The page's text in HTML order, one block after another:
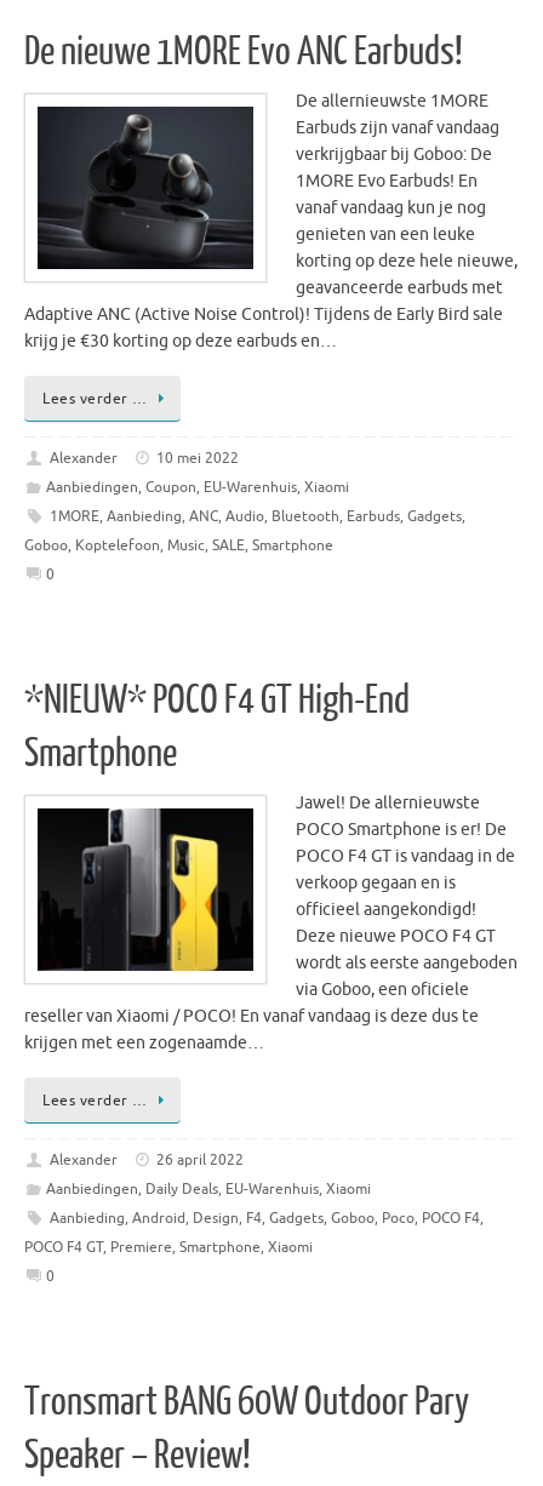
De nieuwe 1MORE Evo ANC Earbuds!
De allernieuwste 1MORE
Earbuds zijn vanaf vandaag
verkrijgbaar bij Goboo: De
1MORE Evo Earbuds! En
vanaf vandaag kun je nog
genieten van een leuke
korting op deze hele nieuwe,
geavanceerde earbuds met
Adaptive ANC (Active Noise Control)! Tijdens de Early Bird sale
krijg je €30 korting op deze earbuds en…
Lees verder …
Alexander
10 mei 2022
Aanbiedingen, Coupon, EU-Warenhuis, Xiaomi
1MORE, Aanbieding, ANC, Audio, Bluetooth, Earbuds, Gadgets,
Goboo, Koptelefoon, Music, SALE, Smartphone
0
*NIEUW* POCO F4 GT High-End
Smartphone
Jawel! De allernieuwste
POCO Smartphone is er! De
POCO F4 GT is vandaag in de
verkoop gegaan en is
officieel aangekondigd!
Deze nieuwe POCO F4 GT
wordt als eerste aangeboden
via Goboo, een oficiele
reseller van Xiaomi / POCO! En vanaf vandaag is deze dus te
krijgen met een zogenaamde…
Lees verder …
Alexander
26 april 2022
Aanbiedingen, Daily Deals, EU-Warenhuis, Xiaomi
Aanbieding, Android, Design, F4, Gadgets, Goboo, Poco, POCO F4,
POCO F4 GT, Premiere, Smartphone, Xiaomi
0
Tronsmart BANG 60W Outdoor Pary
Speaker – Review!